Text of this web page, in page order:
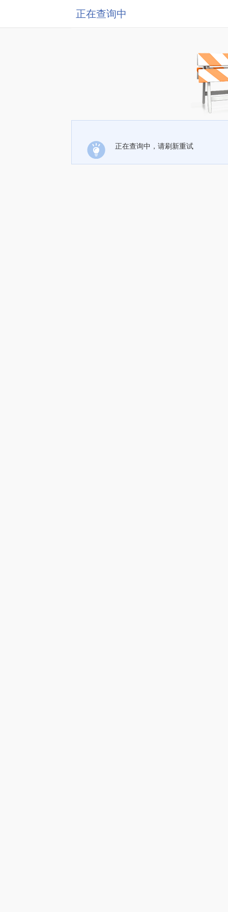
正在查询中
正在查询中，请刷新重试